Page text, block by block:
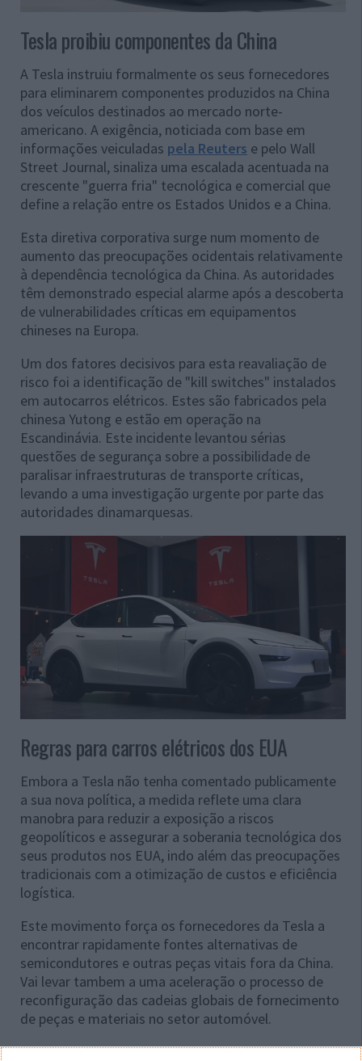
Tesla proibiu componentes da China
A Tesla instruiu formalmente os seus fornecedores
para eliminarem componentes produzidos na China
dos veículos destinados ao mercado norte-
americano. A exigência, noticiada com base em
informações veiculadas pela Reuters e pelo Wall
Street Journal, sinaliza uma escalada acentuada na
crescente "guerra fria" tecnológica e comercial que
define a relação entre os Estados Unidos e a China.
Esta diretiva corporativa surge num momento de
aumento das preocupações ocidentais relativamente
à dependência tecnológica da China. As autoridades
têm demonstrado especial alarme após a descoberta
de vulnerabilidades críticas em equipamentos
chineses na Europa.
Um dos fatores decisivos para esta reavaliação de
risco foi a identificação de "kill switches" instalados
em autocarros elétricos. Estes são fabricados pela
chinesa Yutong e estão em operação na
Escandinávia. Este incidente levantou sérias
questões de segurança sobre a possibilidade de
paralisar infraestruturas de transporte críticas,
levando a uma investigação urgente por parte das
autoridades dinamarquesas.
Regras para carros elétricos dos EUA
Embora a Tesla não tenha comentado publicamente
a sua nova política, a medida reflete uma clara
manobra para reduzir a exposição a riscos
geopolíticos e assegurar a soberania tecnológica dos
seus produtos nos EUA, indo além das preocupações
tradicionais com a otimização de custos e eficiência
logística.
Este movimento força os fornecedores da Tesla a
encontrar rapidamente fontes alternativas de
semicondutores e outras peças vitais fora da China.
Vai levar tambem a uma aceleração o processo de
reconfiguração das cadeias globais de fornecimento
de peças e materiais no setor automóvel.
A prioridade da Tesla passa agora a ser garantir não